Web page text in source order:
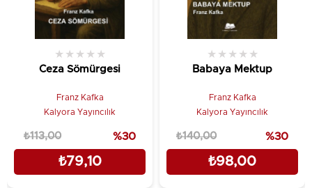
Ceza Sömürgesi
★ ★ ★ ★ ★
Franz Kafka
Kalyora Yayıncılık
₺79,10
₺113,00 %30
Babaya Mektup
★ ★ ★ ★ ★
Franz Kafka
Kalyora Yayıncılık
₺98,00
₺140,00 %30